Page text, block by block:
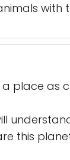
with
place as
planet